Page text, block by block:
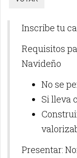
Inscribe tu
Requisitos
Navideño
No se
Si lleva
Presentar: